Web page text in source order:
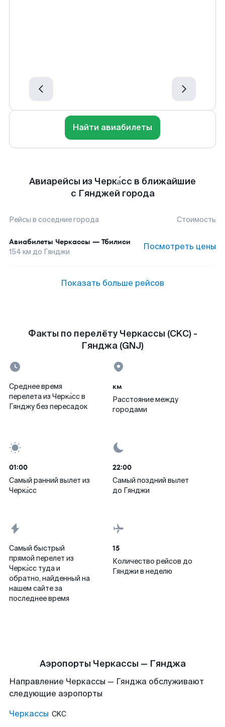
Найти авиабилеты
Авиарейсы из Черка́сс в ближайшие
с Гянджей города
Рейсы в соседние города Стоимость
Авиабилеты Черкассы — Тбилиси
154 км до Гянджи Посмотреть цены
Показать больше рейсов
Факты по перелёту Черкассы (CKC) -
Гянджа (GNJ)
Среднее время
перелета из Черка́сс в
Гянджу без пересадок
км
Расстояние между
городами
01:00
Самый ранний вылет из
Черка́сс
22:00
Самый поздний вылет
до Гянджи
Самый быстрый
прямой перелет из
Черка́сс туда и
обратно, найденный на
нашем сайте за
последнее время
15
Количество рейсов до
Гянджи в неделю
Аэропорты Черкассы — Гянджа
Направление Черкассы — Гянджа обслуживают
следующие аэропорты
Черкассы CKC